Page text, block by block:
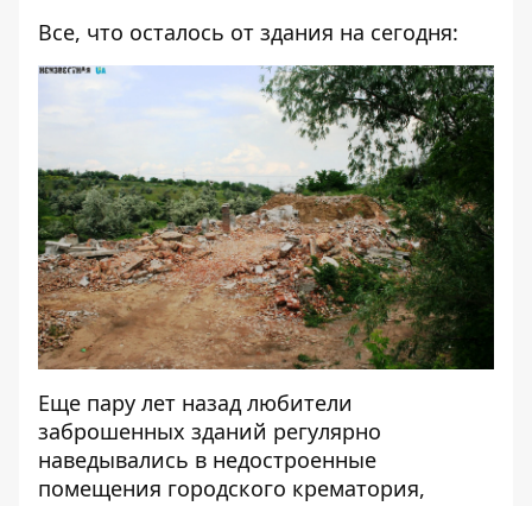
Все, что осталось от здания на сегодня:
Еще пару лет назад любители
заброшенных зданий регулярно
наведывались в недостроенные
помещения городского крематория,